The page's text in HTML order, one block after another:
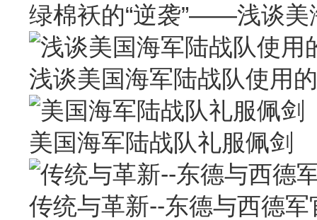
绿棉袄的“逆袭”——浅谈美
浅谈美国海军陆战队使用
美国海军陆战队礼服佩剑
传统与革新--东德与西德